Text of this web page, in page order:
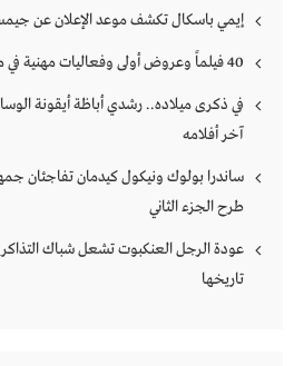
إيمي باسكال تكشف موعد الإعلان عن
40 فيلماً وعروض أولى وفعاليات مهنية في مهرجان نافذة على أوروبا
في ذكرى ميلاده.. رشدي أباظة أيقونة
آخر أفلامه
طرح الجزء الثاني
عودة الرجل العنكبوت تشعل شباك التذاكر
تاريخها